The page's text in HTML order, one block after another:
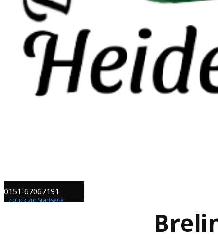
0151-67067191
zurück zur Startseite